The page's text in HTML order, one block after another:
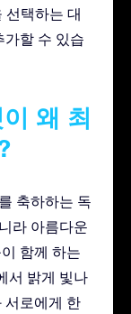
선택하는 대
가할 수 있습
왜 최
축하하는 독
라 아름다운
함께 하는
서 밝게 빛나
서로에게 한